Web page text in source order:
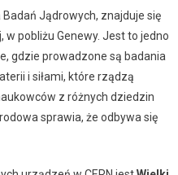
Badań Jądrowych, znajduje się
pobliżu Genewy. Jest to jedno
gdzie prowadzone są badania
i siłami, które rządzą
z różnych dziedzin
sprawia, że odbywa się